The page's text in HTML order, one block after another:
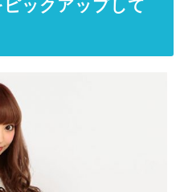
ックアップして